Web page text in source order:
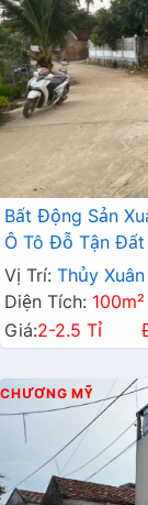
Bất Động Sản
Ô Tô Đỗ Tận Đất
Chỉ Vài Trăm Mét
Vị Trí: Thủy
Diện Tích: 100m²
Giá:2-2.5 Tỉ
CHƯƠNG MỸ